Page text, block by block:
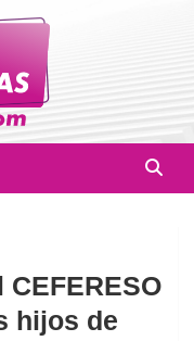
hijos de